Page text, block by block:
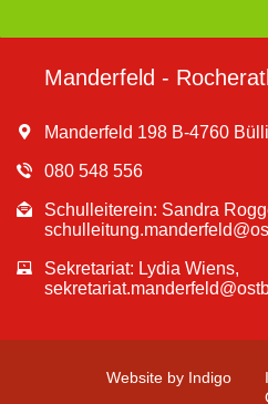
Manderfeld -
Manderfeld 198 B-4760
080 548 556
Schulleiterein: Sandra
Sekretariat: Lydia Wiens,
Website by Indigo